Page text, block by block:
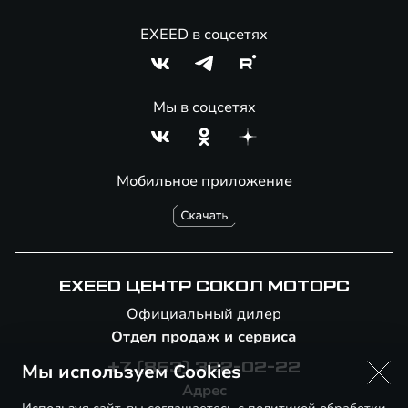
Мобильное приложение
EXEED в соцсетях
Мы в соцсетях
EXEED ЦЕНТР СОКОЛ МОТОРС
Официальный дилер
Отдел продаж и сервиса
+7 (863) 322-02-22
Адрес
Мы используем Cookies